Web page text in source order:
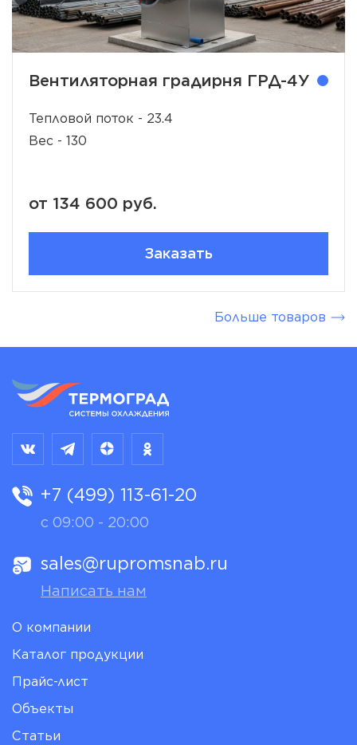
Вентиляторная градирня ГРД-4У
Тепловой поток - 23.4
Вес - 130
от 134 600 руб.
Заказать
Больше товаров
О компании
Каталог продукции
Прайс-лист
Объекты
Статьи
+7 (499) 113-61-20
с 09:00 - 20:00
sales@rupromsnab.ru
Написать нам